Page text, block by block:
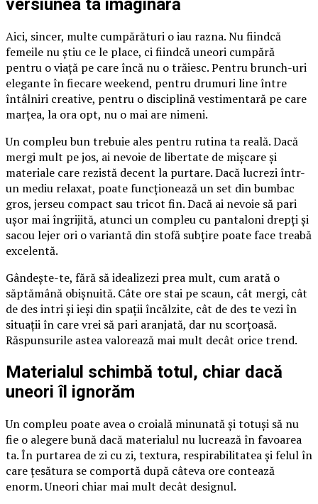
versiunea ta imaginară
Aici, sincer, multe cumpărături o iau razna. Nu fiindcă
femeile nu știu ce le place, ci fiindcă uneori cumpără
pentru o viață pe care încă nu o trăiesc. Pentru brunch-uri
elegante în fiecare weekend, pentru drumuri line între
întâlniri creative, pentru o disciplină vestimentară pe care
marțea, la ora opt, nu o mai are nimeni.
Un compleu bun trebuie ales pentru rutina ta reală. Dacă
mergi mult pe jos, ai nevoie de libertate de mișcare și
materiale care rezistă decent la purtare. Dacă lucrezi într-
un mediu relaxat, poate funcționează un set din bumbac
gros, jerseu compact sau tricot fin. Dacă ai nevoie să pari
ușor mai îngrijită, atunci un compleu cu pantaloni drepți și
sacou lejer ori o variantă din stofă subțire poate face treabă
excelentă.
Gândește-te, fără să idealizezi prea mult, cum arată o
săptămână obișnuită. Câte ore stai pe scaun, cât mergi, cât
de des intri și ieși din spații încălzite, cât de des te vezi în
situații în care vrei să pari aranjată, dar nu scorțoasă.
Răspunsurile astea valorează mai mult decât orice trend.
Materialul schimbă totul, chiar dacă
uneori îl ignorăm
Un compleu poate avea o croială minunată și totuși să nu
fie o alegere bună dacă materialul nu lucrează în favoarea
ta. În purtarea de zi cu zi, textura, respirabilitatea și felul în
care țesătura se comportă după câteva ore contează
enorm. Uneori chiar mai mult decât designul.